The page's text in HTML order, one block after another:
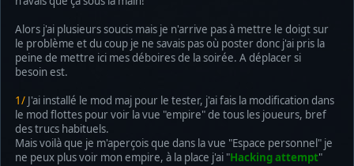
Alors j'ai plusieurs soucis mais je n'arrive pas à mettre le doigt sur
le problème et du coup je ne savais pas où poster donc j'ai pris la
peine de mettre ici mes déboires de la soirée. A déplacer si
besoin est.
1/ J'ai installé le mod maj pour le tester, j'ai fais la modification dans
le mod flottes pour voir la vue "empire" de tous les joueurs, bref
des trucs habituels.
Mais voilà que je m'aperçois que dans la vue "Espace personnel" je
ne peux plus voir mon empire, à la place j'ai "Hacking attempt"